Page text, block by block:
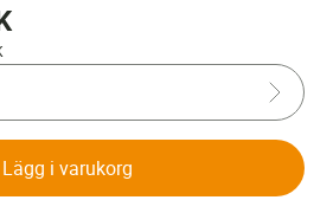
Lägg i varukorg